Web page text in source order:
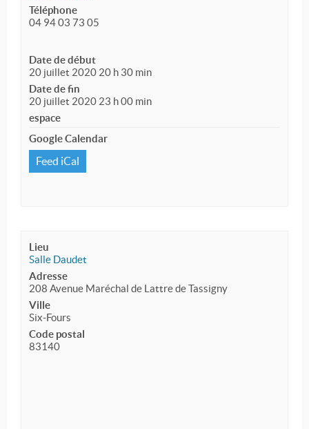
Téléphone
04 94 03 73 05
Date de début
20 juillet 2020 20 h 30 min
Date de fin
20 juillet 2020 23 h 00 min
espace
Google Calendar
Feed iCal
Lieu
Salle Daudet
Adresse
208 Avenue Maréchal de Lattre de Tassigny
Ville
Six-Fours
Code postal
83140